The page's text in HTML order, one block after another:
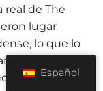
real de The
lugar
lo que lo
de
a través de
Español